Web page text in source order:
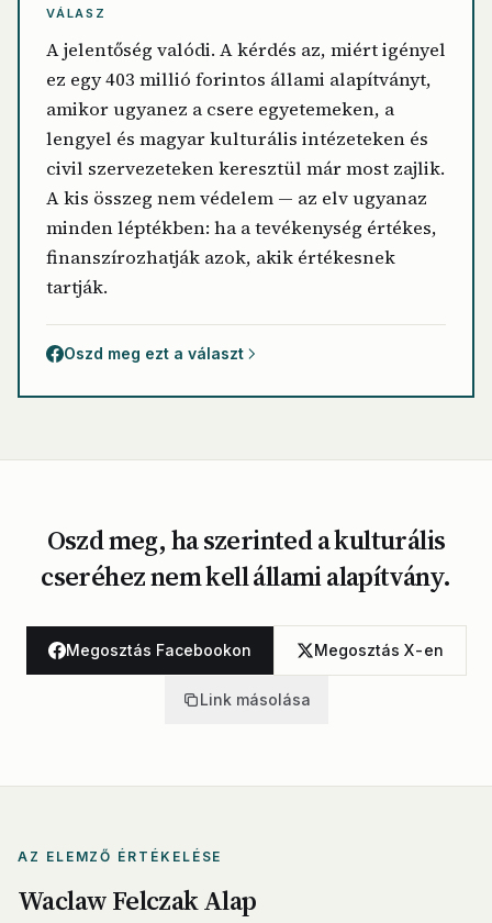
VÁLASZ
A jelentőség valódi. A kérdés az, miért igényel
ez egy 403 millió forintos állami alapítványt,
amikor ugyanez a csere egyetemeken, a
lengyel és magyar kulturális intézeteken és
civil szervezeteken keresztül már most zajlik.
A kis összeg nem védelem — az elv ugyanaz
minden léptékben: ha a tevékenység értékes,
finanszírozhatják azok, akik értékesnek
tartják.
Oszd meg ezt a választ
Oszd meg, ha szerinted a kulturális
cseréhez nem kell állami alapítvány.
Megosztás Facebookon Megosztás X-en
Link másolása
AZ ELEMZŐ ÉRTÉKELÉSE
Waclaw Felczak Alap